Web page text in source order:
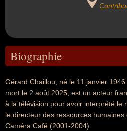
Biographie
Gérard Chaillou, né le 11 janvier
mort le 2 août 2025, est un acteur
à la télévision pour avoir interprété le
le directeur des ressources
Caméra Café (2001-2004).